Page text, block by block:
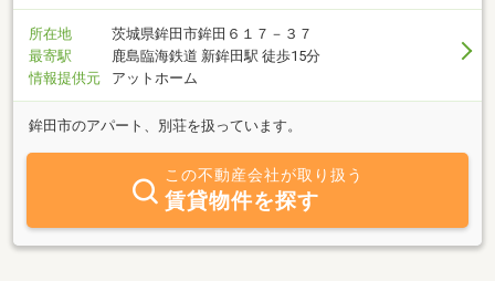
所在地
茨城県鉾田市鉾田６１７－３７
最寄駅
鹿島臨海鉄道 新鉾田駅 徒歩15分
情報提供元
アットホーム
鉾田市のアパート、別荘を扱っています。
この不動産会社が取り扱う
賃貸物件を探す